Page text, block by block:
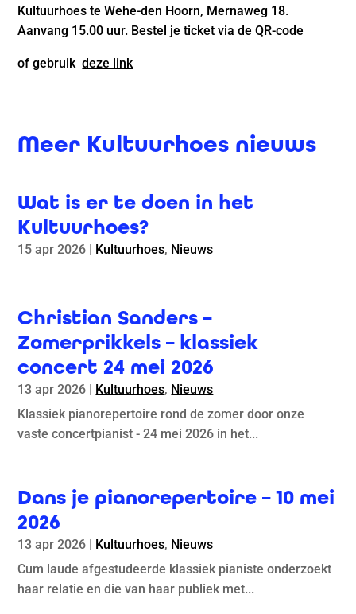
Kultuurhoes te Wehe-den Hoorn, Mernaweg 18.
Aanvang 15.00 uur. Bestel je ticket via de QR-code
of gebruikdeze link
Meer Kultuurhoes nieuws
Wat is er te doen in het
Kultuurhoes?
15 apr 2026 Kultuurhoes, Nieuws
Christian Sanders –
Zomerprikkels – klassiek
concert 24 mei 2026
13 apr 2026 Kultuurhoes, Nieuws
Klassiek pianorepertoire rond de zomer door onze
vaste concertpianist - 24 mei 2026 in het...
Dans je pianorepertoire – 10 mei
2026
13 apr 2026 Kultuurhoes, Nieuws
Cum laude afgestudeerde klassiek pianiste onderzoekt
haar relatie en die van haar publiek met...